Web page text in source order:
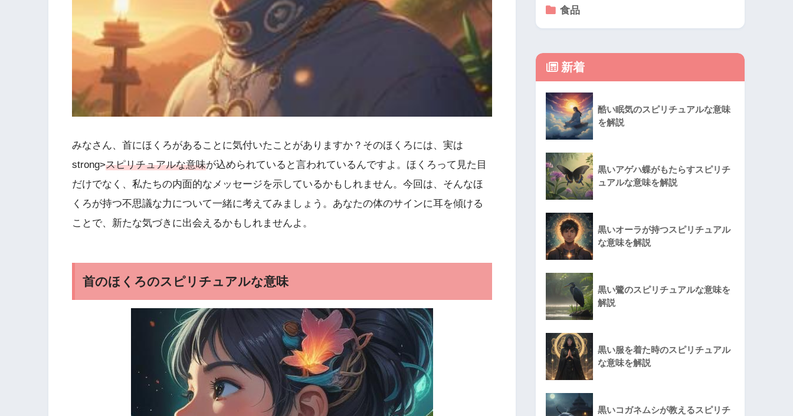
みなさん、首にほくろがあることに気付いたことがありますか？そのほくろには、実は
strong>スピリチュアルな意味が込められていると言われているんですよ。ほくろって見た目
だけでなく、私たちの内面的なメッセージを示しているかもしれません。今回は、そんなほ
くろが持つ不思議な力について一緒に考えてみましょう。あなたの体のサインに耳を傾ける
ことで、新たな気づきに出会えるかもしれませんよ。
首のほくろのスピリチュアルな意味
食品
新着
酷い眠気のスピリチュアルな意味
を解説
黒いアゲハ蝶がもたらすスピリチ
ュアルな意味を解説
黒いオーラが持つスピリチュアル
な意味を解説
黒い鷺のスピリチュアルな意味を
解説
黒い服を着た時のスピリチュアル
な意味を解説
黒いコガネムシが教えるスピリチ